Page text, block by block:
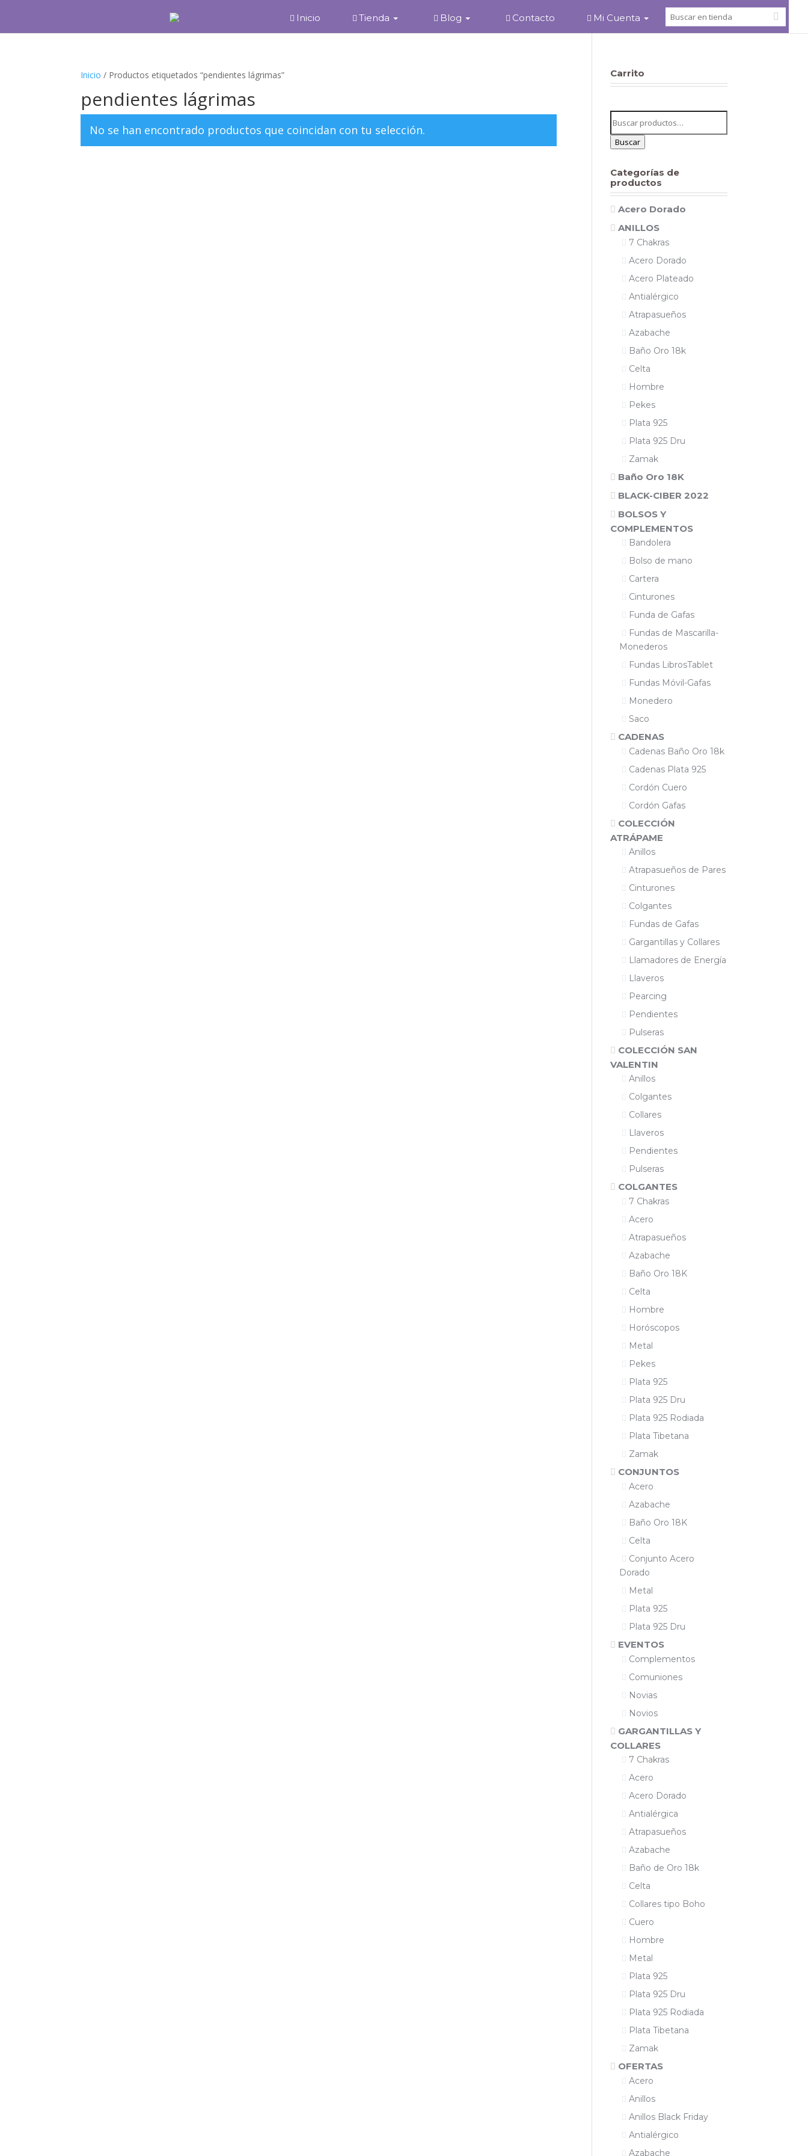
Inicio Tienda Blog Contacto Mi Cuenta
Inicio / Productos etiquetados “pendientes lágrimas”
pendientes lágrimas
No se han encontrado productos que coincidan con tu selección.
Carrito
por:
Buscar
Categorías de
productos
Acero Dorado
ANILLOS
7 Chakras
Acero Dorado
Acero Plateado
Antialérgico
Atrapasueños
Azabache
Baño Oro 18k
Celta
Hombre
Pekes
Plata 925
Plata 925 Dru
Zamak
Baño Oro 18K
BLACK-CIBER 2022
BOLSOS Y
COMPLEMENTOS
Bandolera
Bolso de mano
Cartera
Cinturones
Funda de Gafas
Fundas de Mascarilla-
Monederos
Fundas LibrosTablet
Fundas Móvil-Gafas
Monedero
Saco
CADENAS
Cadenas Baño Oro 18k
Cadenas Plata 925
Cordón Cuero
Cordón Gafas
COLECCIÓN
ATRÁPAME
Anillos
Atrapasueños de Pares
Cinturones
Colgantes
Fundas de Gafas
Gargantillas y Collares
Llamadores de Energía
Llaveros
Pearcing
Pendientes
Pulseras
COLECCIÓN SAN
VALENTIN
Anillos
Colgantes
Collares
Llaveros
Pendientes
Pulseras
COLGANTES
7 Chakras
Acero
Atrapasueños
Azabache
Baño Oro 18K
Celta
Hombre
Horóscopos
Metal
Pekes
Plata 925
Plata 925 Dru
Plata 925 Rodiada
Plata Tibetana
Zamak
CONJUNTOS
Acero
Azabache
Baño Oro 18K
Celta
Conjunto Acero
Dorado
Metal
Plata 925
Plata 925 Dru
EVENTOS
Complementos
Comuniones
Novias
Novios
GARGANTILLAS Y
COLLARES
7 Chakras
Acero
Acero Dorado
Antialérgica
Atrapasueños
Azabache
Baño de Oro 18k
Celta
Collares tipo Boho
Cuero
Hombre
Metal
Plata 925
Plata 925 Dru
Plata 925 Rodiada
Plata Tibetana
Zamak
OFERTAS
Acero
Anillos
Anillos Black Friday
Antialérgico
Azabache